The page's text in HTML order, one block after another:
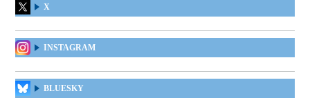
X
INSTAGRAM
BLUESKY